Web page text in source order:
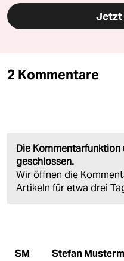
Jetzt
2 Kommentare
Die
geschlossen.
Wir öffnen die
Artikeln für etwa drei
SM Stefan